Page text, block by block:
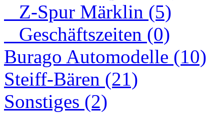
Z-Spur Märklin (5)
Geschäftszeiten (0)
Burago Automodelle (10)
Steiff-Bären (21)
Sonstiges (2)